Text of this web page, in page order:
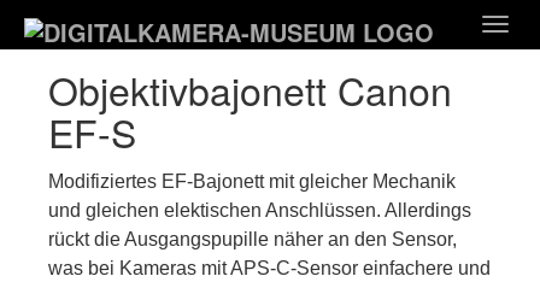
Hauptinhalt
Objektivbajonett Canon
EF-S
Modifiziertes EF-Bajonett mit gleicher Mechanik
und gleichen elektischen Anschlüssen. Allerdings
rückt die Ausgangspupille näher an den Sensor,
was bei Kameras mit APS-C-Sensor einfachere und